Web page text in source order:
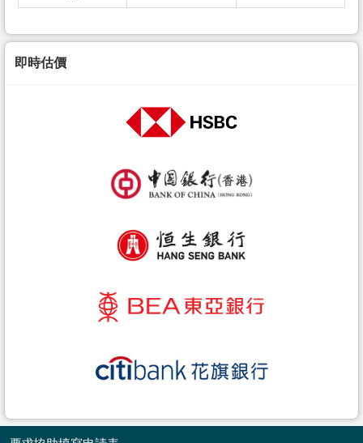
即時估價